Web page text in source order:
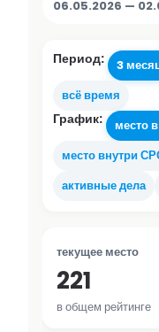
06.05.2026 —
Период: 3
всё время
График:
место
место внутри
активные дела
текущее место
221
в общем рейтинге